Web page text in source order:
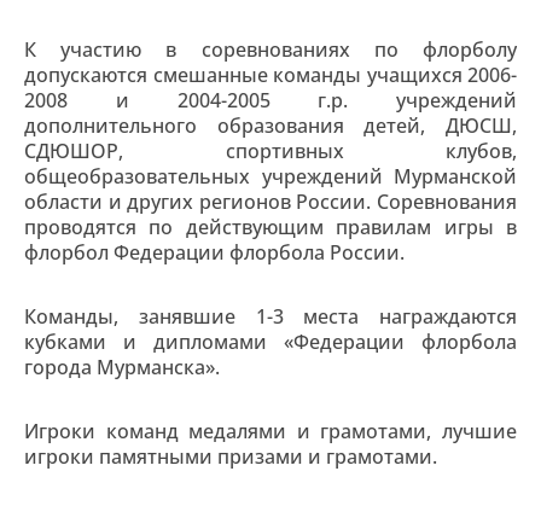
К участию в соревнованиях по флорболу
допускаются смешанные команды учащихся 2006-
2008 и 2004-2005 г.р. учреждений
дополнительного образования детей, ДЮСШ,
СДЮШОР, спортивных клубов,
общеобразовательных учреждений Мурманской
области и других регионов России. Соревнования
проводятся по действующим правилам игры в
флорбол Федерации флорбола России.
Команды, занявшие 1-3 места награждаются
кубками и дипломами «Федерации флорбола
города Мурманска».
Игроки команд медалями и грамотами, лучшие
игроки памятными призами и грамотами.